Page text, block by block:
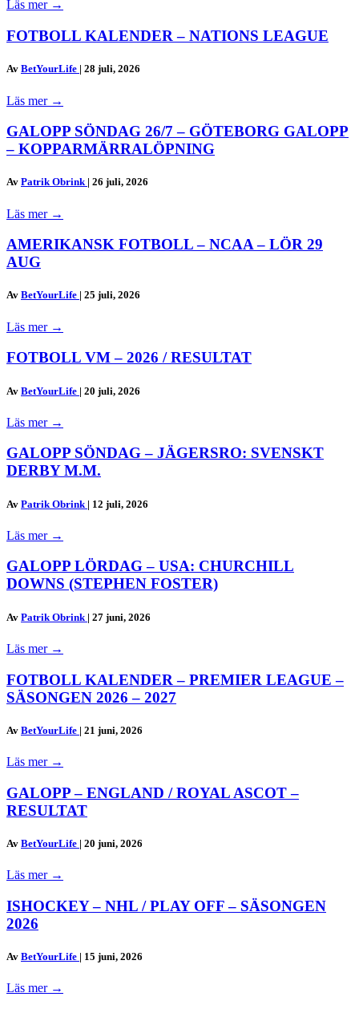
Läs mer →
FOTBOLL KALENDER – NATIONS LEAGUE
Av BetYourLife | 28 juli, 2026
Läs mer →
GALOPP SÖNDAG 26/7 – GÖTEBORG GALOPP
– KOPPARMÄRRALÖPNING
Av Patrik Obrink | 26 juli, 2026
Läs mer →
AMERIKANSK FOTBOLL – NCAA – LÖR 29
AUG
Av BetYourLife | 25 juli, 2026
Läs mer →
FOTBOLL VM – 2026 / RESULTAT
Av BetYourLife | 20 juli, 2026
Läs mer →
GALOPP SÖNDAG – JÄGERSRO: SVENSKT
DERBY M.M.
Av Patrik Obrink | 12 juli, 2026
Läs mer →
GALOPP LÖRDAG – USA: CHURCHILL
DOWNS (STEPHEN FOSTER)
Av Patrik Obrink | 27 juni, 2026
Läs mer →
FOTBOLL KALENDER – PREMIER LEAGUE –
SÄSONGEN 2026 – 2027
Av BetYourLife | 21 juni, 2026
Läs mer →
GALOPP – ENGLAND / ROYAL ASCOT –
RESULTAT
Av BetYourLife | 20 juni, 2026
Läs mer →
ISHOCKEY – NHL / PLAY OFF – SÄSONGEN
2026
Av BetYourLife | 15 juni, 2026
Läs mer →